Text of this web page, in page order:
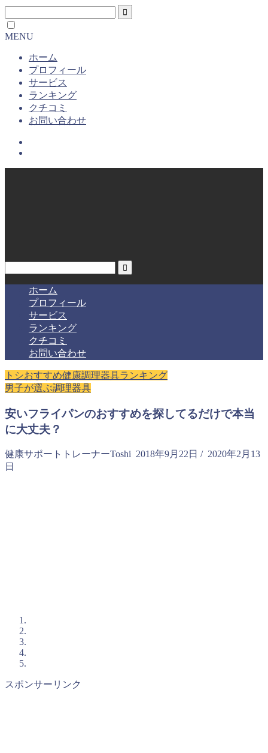
MENU
ホーム
プロフィール
サービス
ランキング
クチコミ
お問い合わせ
ホーム
プロフィール
サービス
ランキング
クチコミ
お問い合わせ
トシおすすめ健康調理器具ランキング
男子が選ぶ調理器具
安いフライパンのおすすめを探してるだけで本当
に大丈夫？
健康サポートトレーナーToshi 2018年9月22日 / 2020年2月13
日
スポンサーリンク